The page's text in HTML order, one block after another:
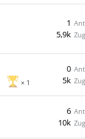
1
5,9k
1
0
5k
6
10k